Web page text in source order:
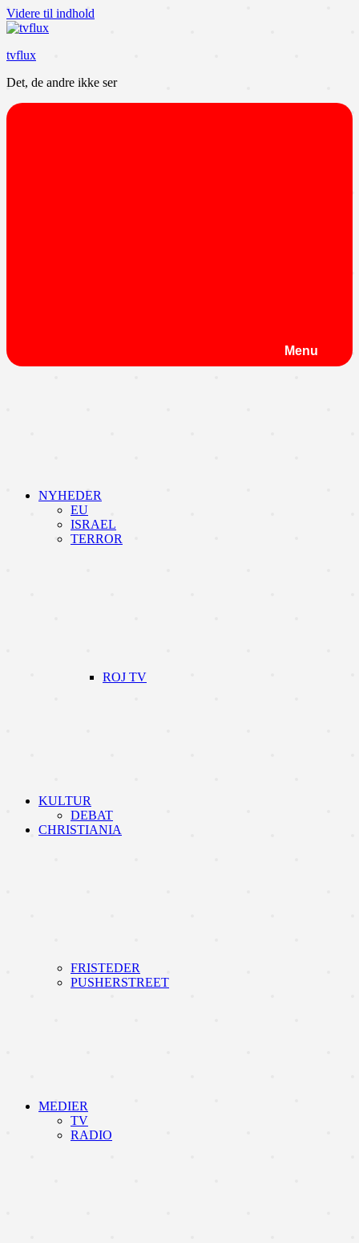
Videre til indhold
tvflux
Det, de andre ikke ser
Menu
NYHEDER
EU
ISRAEL
TERROR
ROJ TV
KULTUR
DEBAT
CHRISTIANIA
FRISTEDER
PUSHERSTREET
MEDIER
TV
RADIO